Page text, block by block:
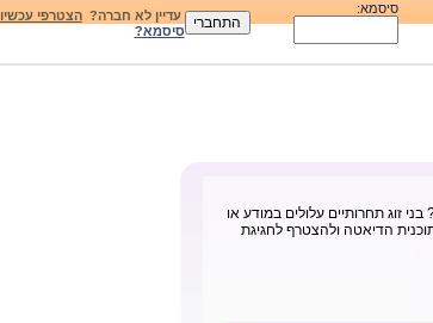
סיסמא: עדיין לא חברה?הצטרפי עכשיו
סיסמא?
זוג תחרותיים עלולים במודע או
הדיאטה ולהצטרף לחגיגת